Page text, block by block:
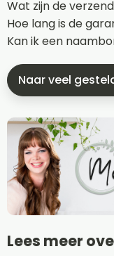
Wat zijn de
Hoe lang is de
Kan ik een
Naar veel
Lees meer